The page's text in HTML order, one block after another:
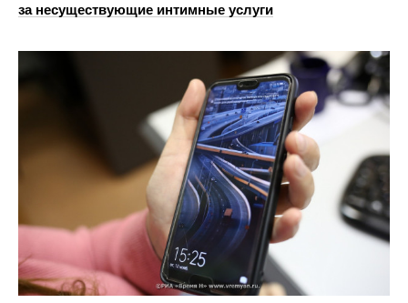
за несуществующие интимные услуги